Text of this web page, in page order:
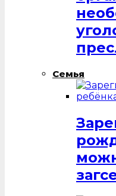
Семья